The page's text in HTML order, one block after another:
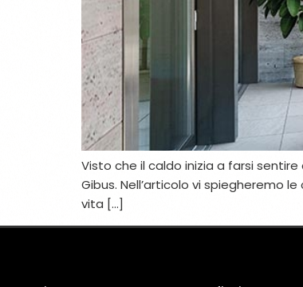
Visto che il caldo inizia a farsi
Gibus. Nell’articolo vi spiegheremo
vita […]